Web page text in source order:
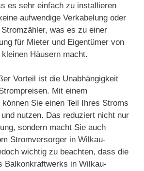
es sehr einfach zu installieren
aufwendige Verkabelung oder
was es zu einer
für Mieter und Eigentümer von
Häusern macht.
Vorteil ist die Unabhängigkeit
Mit einem
Sie einen Teil Ihres Stroms
nutzen. Das reduziert nicht nur
sondern macht Sie auch
Stromversorger in Wilkau-
wichtig zu beachten, dass die
Balkonkraftwerks in Wilkau-